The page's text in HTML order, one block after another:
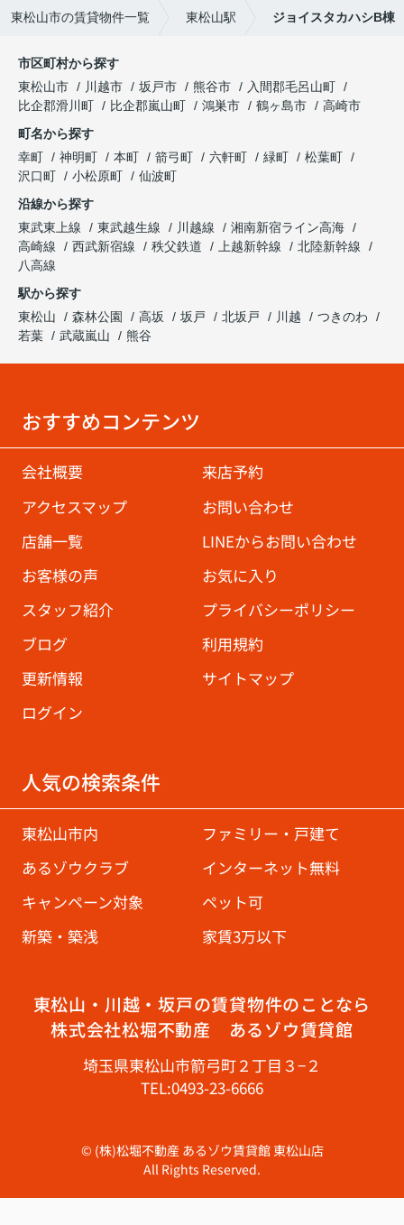
東松山市の賃貸物件一覧 東松山駅 ジョイスタカハシB棟
市区町村から探す
東松山市
川越市 坂戸市 熊谷市
入間郡毛呂山町
比企郡滑川町
比企郡嵐山町 鴻巣市 鶴ヶ島市
高崎市
町名から探す
幸町
神明町 本町 箭弓町 六軒町 緑町
松葉町
沢口町
小松原町
仙波町
沿線から探す
東武東上線
東武越生線 川越線
湘南新宿ライン高海
高崎線
西武新宿線 秩父鉄道 上越新幹線
北陸新幹線
八高線
駅から探す
東松山
森林公園 高坂 坂戸 北坂戸 川越
つきのわ
若葉
武蔵嵐山 熊谷
おすすめコンテンツ
会社概要
来店予約
アクセスマップ
お問い合わせ
店舗一覧
LINEからお問い合わせ
お客様の声
お気に入り
スタッフ紹介
プライバシーポリシー
ブログ
利用規約
更新情報
サイトマップ
ログイン
人気の検索条件
東松山市内
ファミリー・戸建て
あるゾウクラブ
インターネット無料
キャンペーン対象
ペット可
新築・築浅
家賃3万以下
東松山・川越・坂戸の賃貸物件のことなら
株式会社松堀不動産 あるゾウ賃貸館
埼玉県東松山市箭弓町２丁目３−２
TEL:0493-23-6666
© (株)松堀不動産 あるゾウ賃貸館 東松山店
All Rights Reserved.